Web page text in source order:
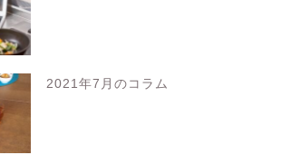
2021年7月のコラム